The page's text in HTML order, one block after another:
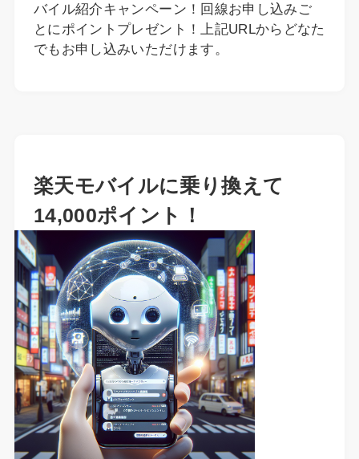
バイル紹介キャンペーン！回線お申し込みご
とにポイントプレゼント！上記URLからどなた
でもお申し込みいただけます。
楽天モバイルに乗り換えて
14,000ポイント！